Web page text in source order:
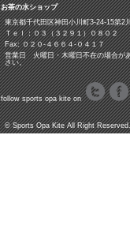
お茶の水ショップ
東京都千代田区神田小川町3‐24‐15第2
Ｔｅｌ：０３（３２９１）０８０２
Fax: ０２０-４６６４-０４１７
営業日 火曜日・木曜日不在の場合が
さい。
follow sports opa kite on
©Sports Opa KiteAll Right